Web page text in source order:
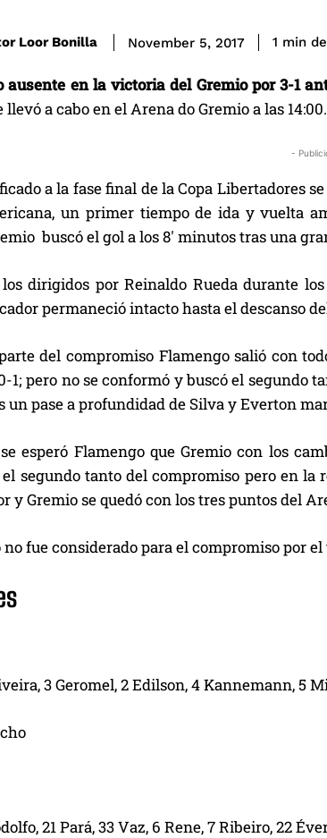
Loor Bonilla November 5, 2017 1 min
en la victoria del Gremio por 3-1
llevó a cabo en el Arena do Gremio a las 14:00.
-
a la fase final de la Copa Libertadores
un primer tiempo de ida y vuelta
buscó el gol a los 8′ minutos tras una
dirigidos por Reinaldo Rueda durante
permaneció intacto hasta el descanso
del compromiso Flamengo salió con
1; pero no se conformó y buscó el segundo
un pase a profundidad de Silva y Everton
esperó Flamengo que Gremio con los
segundo tanto del compromiso pero en la
y Gremio se quedó con los tres puntos del
fue considerado para el compromiso por
3 Geromel, 2 Edilson, 4 Kannemann, 5
21 Pará, 33 Vaz, 6 Rene, 7 Ribeiro, 22